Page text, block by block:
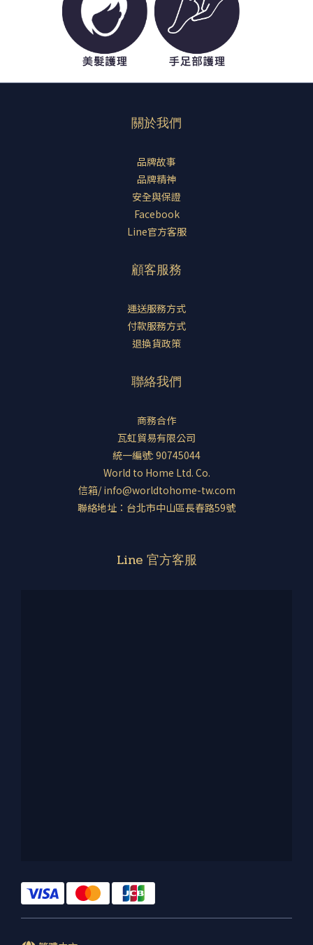
關於我們
品牌故事
品牌精神
安全與保證
Facebook
Line官方客服
顧客服務
運送服務方式
付款服務方式
退換貨政策
聯絡我們
商務合作
瓦虹貿易有限公司
統一編號: 90745044
World to Home Ltd. Co.
信箱/ info@worldtohome-tw.com
聯絡地址：台北市中山區長春路59號
Line 官方客服